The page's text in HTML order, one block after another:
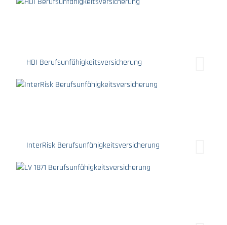
HDI Berufsunfähigkeitsversicherung
InterRisk Berufsunfähigkeitsversicherung